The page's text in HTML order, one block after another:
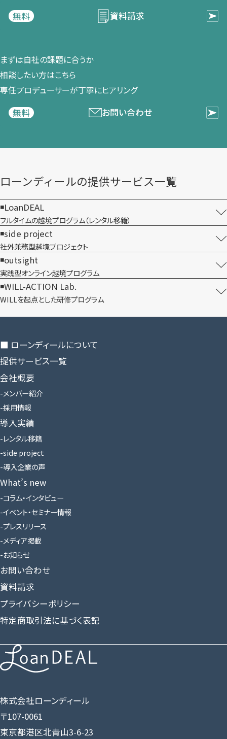
無料
資料請求
まずは​自社の​課題に​合うか​
相談したい方は​こちら
専任プロデューサーが​丁寧に​ヒアリング
無料
お問い合わせ
ローンディールの​提供サービス一覧
LoanDEAL
フルタイムの越境プログラム​（レンタル移籍）
side project
社外兼務型​越境プロジェクト
outsight
実践型オンライン​越境プログラム
WILL-ACTION Lab.
WILLを​起点とした​研修プログラム
株式会社ローンディール
〒107-0061
東京都港区北青山3-6-23
■ ローンディールに​ついて
提供サービス一覧
会社概要
メンバー紹介
採用情報
導入実績
レンタル移籍
side project
導入企業の声
What’s new
コラム・インタビュー
イベント・セミナー情報
プレスリリース
メディア掲載
お知らせ
お問い合わせ
資料請求
プライバシーポリシー
特定商取引法に基づく表記